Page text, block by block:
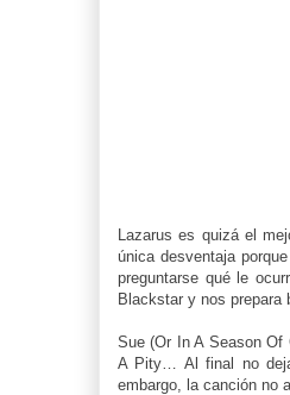
Lazarus es quizá el
única desventaja
preguntarse qué le
Blackstar y nos prepara
Sue (Or In A Season Of
A Pity… Al final no
embargo, la canción no